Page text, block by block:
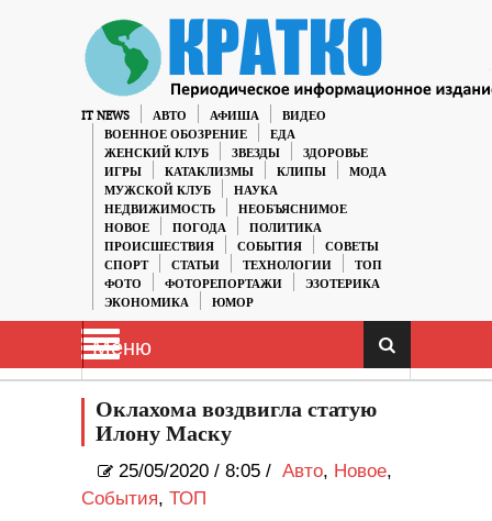
IT NEWS АВТО АФИША
ВИДЕО
ВОЕННОЕ ОБОЗРЕНИЕ
ЕДА
ЖЕНСКИЙ КЛУБ
ЗВЕЗДЫ
ЗДОРОВЬЕ
ИГРЫ
КАТАКЛИЗМЫ КЛИПЫ
МОДА
МУЖСКОЙ КЛУБ
НАУКА
НЕДВИЖИМОСТЬ
НЕОБЪЯСНИМОЕ
НОВОЕ
ПОГОДА
ПОЛИТИКА
ПРОИСШЕСТВИЯ
СОБЫТИЯ
СОВЕТЫ
СПОРТ
СТАТЬИ ТЕХНОЛОГИИ
ТОП
ФОТО
ФОТОРЕПОРТАЖИ
ЭЗОТЕРИКА
ЭКОНОМИКА
ЮМОР
Меню
Оклахома воздвигла статую
Илону Маску
25/05/2020 / 8:05 / Авто, Новое,
События, ТОП